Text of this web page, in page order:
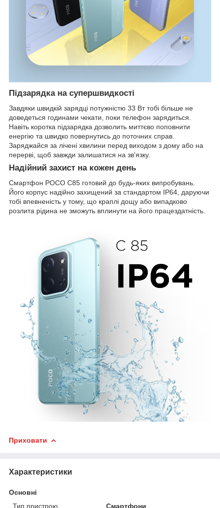
Підзарядка на супершвидкості
Завдяки швидкій зарядці потужністю 33 Вт тобі більше не
доведеться годинами чекати, поки телефон зарядиться.
Навіть коротка підзарядка дозволить миттєво поповнити
енергію та швидко повернутись до поточних справ.
Заряджайся за лічені хвилини перед виходом з дому або на
перерві, щоб завжди залишатися на зв'язку.
Надійний захист на кожен день
Смартфон POCO C85 готовий до будь-яких випробувань.
Його корпус надійно захищений за стандартом IP64, даруючи
тобі впевненість у тому, що краплі дощу або випадково
розлита рідина не зможуть вплинути на його працездатність.
Приховати
Характеристики
Основні
Тип пристрою
Смартфони